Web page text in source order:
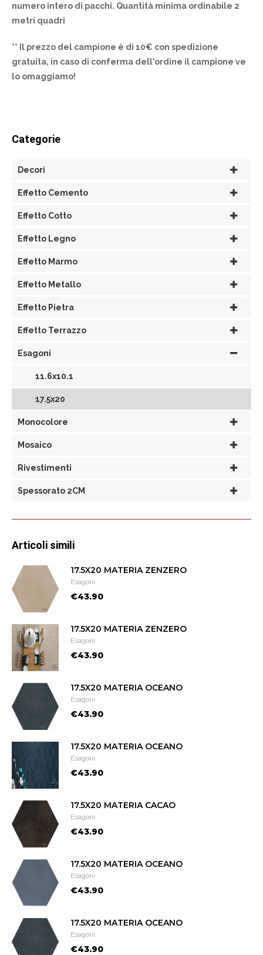
numero intero di pacchi. Quantità minima ordinabile 2
metri quadri
** Il prezzo del campione è di 10€ con spedizione
gratuita, in caso di conferma dell'ordine il campione ve
lo omaggiamo!
Categorie
Decori
Effetto Cemento
Effetto Cotto
Effetto Legno
Effetto Marmo
Effetto Metallo
Effetto Pietra
Effetto Terrazzo
Esagoni
11.6x10.1
17.5x20
Monocolore
Mosaico
Rivestimenti
Spessorato 2CM
Articoli simili
17.5X20 MATERIA ZENZERO
Esagoni
€43.90
17.5X20 MATERIA ZENZERO
Esagoni
€43.90
17.5X20 MATERIA OCEANO
Esagoni
€43.90
17.5X20 MATERIA OCEANO
Esagoni
€43.90
17.5X20 MATERIA CACAO
Esagoni
€43.90
17.5X20 MATERIA OCEANO
Esagoni
€43.90
17.5X20 MATERIA OCEANO
Esagoni
€43.90